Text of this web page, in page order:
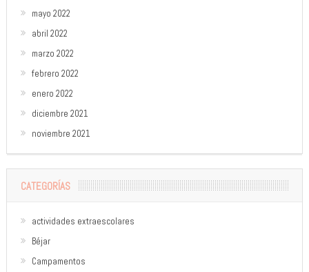
mayo 2022
abril 2022
marzo 2022
febrero 2022
enero 2022
diciembre 2021
noviembre 2021
CATEGORÍAS
actividades extraescolares
Béjar
Campamentos